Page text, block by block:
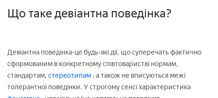
Що таке девіантна поведінка?
Девіантна поведінка-це будь-які дії, що суперечать фактично
сформованим в конкретному співтоваристві нормам,
стандартам, стереотипам , а також не вписуються межі
толерантної поведінки. У строгому сенсі характеристика